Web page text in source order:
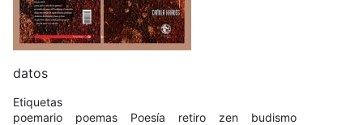
datos
Etiquetas
poemario
poemas Poesía retiro zen
budismo